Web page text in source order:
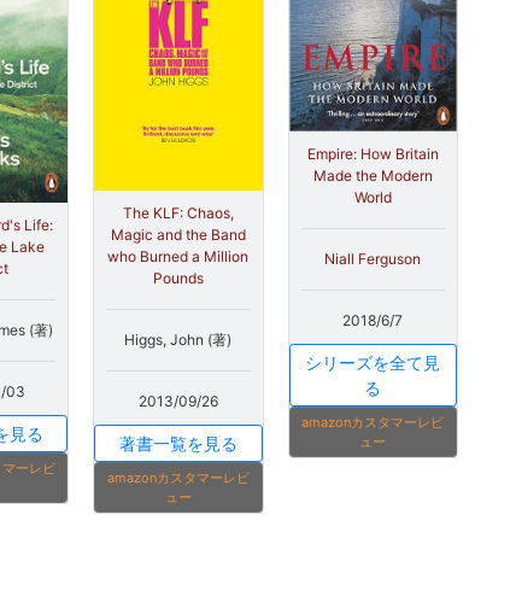
Life:
Lake
(著)
03
見る
ーレビ
The KLF: Chaos,
Magic and the Band
who Burned a Million
Pounds
Higgs, John (著)
2013/09/26
著書一覧を見る
amazonカスタマーレビ
ュー
Empire: How Britain
Made the Modern
World
Niall Ferguson
2018/6/7
シリーズを全て見
る
amazonカスタマーレビ
ュー